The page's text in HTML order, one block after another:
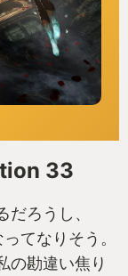
33
ろうし、
てなりそう。
の勘違い焦り